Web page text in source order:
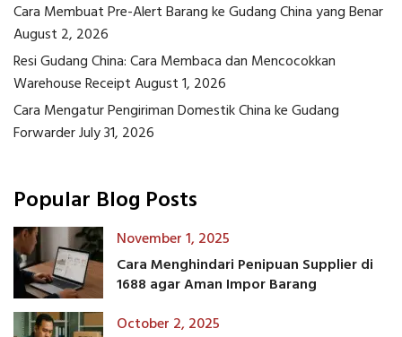
Cara Membuat Pre-Alert Barang ke Gudang China yang Benar
August 2, 2026
Resi Gudang China: Cara Membaca dan Mencocokkan
Warehouse ReceiptAugust 1, 2026
Cara Mengatur Pengiriman Domestik China ke Gudang
ForwarderJuly 31, 2026
Popular Blog Posts
November 1, 2025
Cara Menghindari Penipuan Supplier di
1688 agar Aman Impor Barang
October 2, 2025